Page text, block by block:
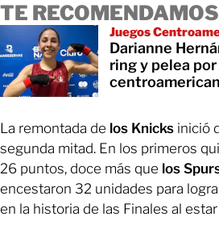
TE
Juegos
Darianne
ring y pelea
La remontada de los Knicks inició
segunda mitad. En los primeros
26 puntos, doce más que los
encestaron 32 unidades para
en la historia de las Finales al